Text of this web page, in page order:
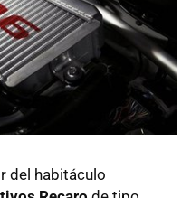
del habitáculo